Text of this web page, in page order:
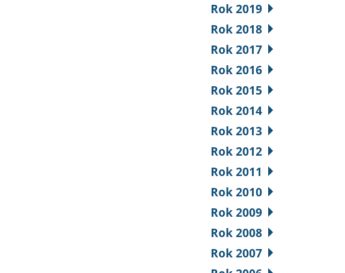
Rok 2019
Rok 2018
Rok 2017
Rok 2016
Rok 2015
Rok 2014
Rok 2013
Rok 2012
Rok 2011
Rok 2010
Rok 2009
Rok 2008
Rok 2007